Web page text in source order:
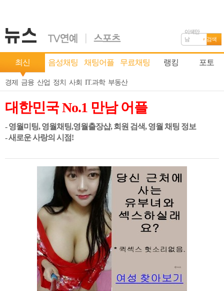
이색만
남
검색
최신 음성채팅 채팅어플 무료채팅 랭킹 포토
경제 금융 산업 정치 사회 IT.과학 부동산
대한민국 No.1 만남 어플
- 영월미팅, 영월채팅,영월출장샵, 회원 검색, 영월 채팅 정보
- 새로운 사랑의 시점!